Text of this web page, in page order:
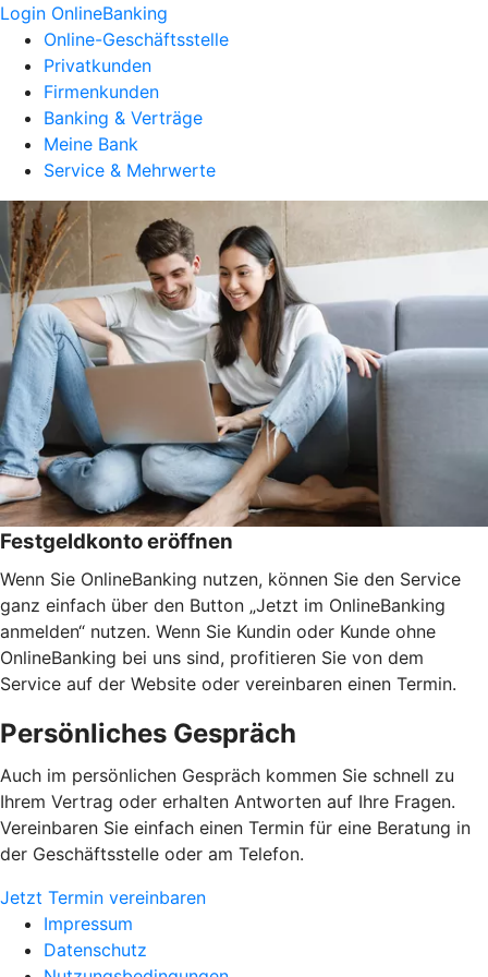
Login OnlineBanking
Online-Geschäftsstelle
Privatkunden
Firmenkunden
Banking & Verträge
Meine Bank
Service & Mehrwerte
Festgeldkonto eröffnen
Wenn Sie OnlineBanking nutzen, können Sie den Service
ganz einfach über den Button „Jetzt im OnlineBanking
anmelden“ nutzen. Wenn Sie Kundin oder Kunde ohne
OnlineBanking bei uns sind, profitieren Sie von dem
Service auf der Website oder vereinbaren einen Termin.
Persönliches Gespräch
Auch im persönlichen Gespräch kommen Sie schnell zu
Ihrem Vertrag oder erhalten Antworten auf Ihre Fragen.
Vereinbaren Sie einfach einen Termin für eine Beratung in
der Geschäftsstelle oder am Telefon.
Jetzt Termin vereinbaren
Impressum
Datenschutz